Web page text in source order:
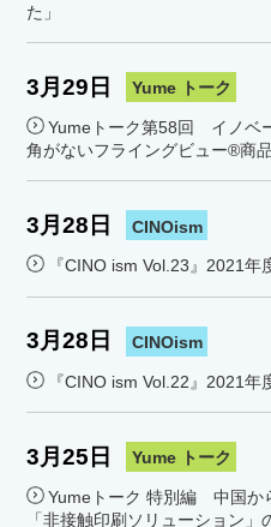
た」
3月29日 Yume トーク
Yumeトーク第58回 イノベ
角がないフライングビュー®商
3月28日 CINOism
『CINO ism Vol.23』2021年
3月28日 CINOism
『CINO ism Vol.22』2021年
3月25日 Yume トーク
Yumeトーク 特別編 中国か
「非接触印刷ソリューション